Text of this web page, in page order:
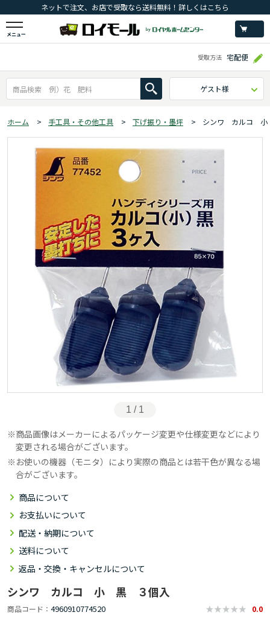
ネットで注文、お店で受取なら送料無料！詳しくはこちら
メニュー
受取方法 宅配便
ゲスト様
ホーム > 手工具・その他工具 > 下げ振り・墨坪 > シンワ カルコ
1 / 1
商品画像はメーカーによるパッケージ変更や仕様変更などにより
変更される場合がございます。
お使いの機器（モニタ）により実際の商品とは若干色が異なる場
合がございます。
商品について
お支払いについて
配送・納期について
送料について
返品・交換・キャンセルについて
シンワ カルコ 小 黒 ３個入
商品コード 4960910774520 0.0